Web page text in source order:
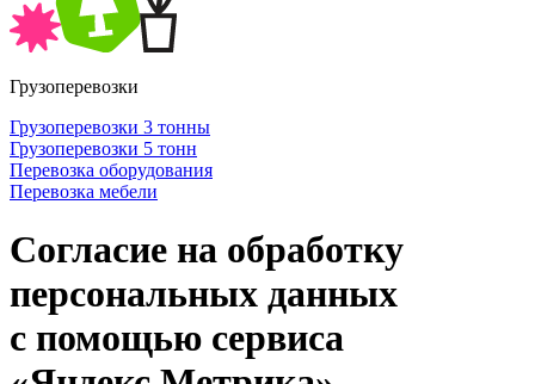
Грузоперевозки
Грузоперевозки 3 тонны
Грузоперевозки 5 тонн
Перевозка оборудования
Перевозка мебели
Согласие на обработку
персональных данных
с помощью сервиса